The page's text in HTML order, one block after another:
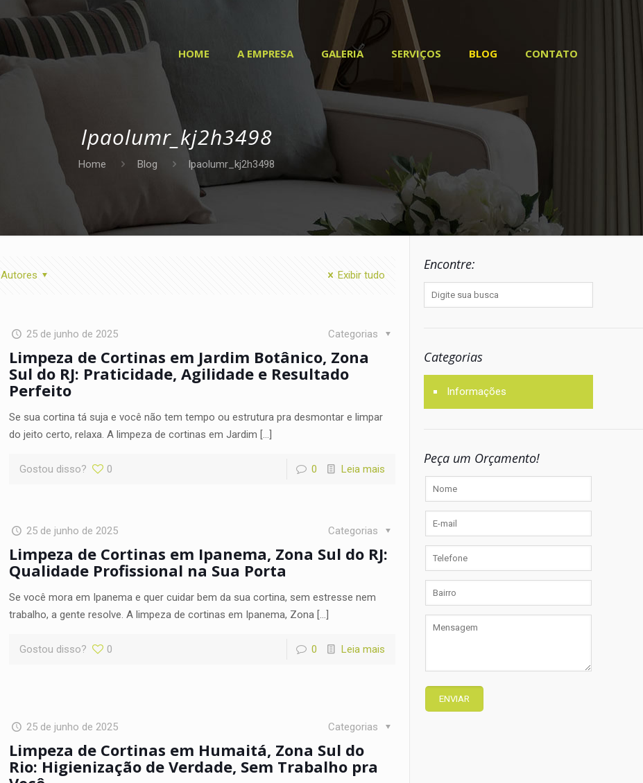
HOME A EMPRESA GALERIA SERVIÇOS BLOG CONTATO
lpaolumr_kj2h3498
Home Blog lpaolumr_kj2h3498
Autores Exibir tudo
25 de junho de 2025 Categorias
Limpeza de Cortinas em Jardim Botânico, Zona
Sul do RJ: Praticidade, Agilidade e Resultado
Perfeito
Se sua cortina tá suja e você não tem tempo ou estrutura pra desmontar e limpar
do jeito certo, relaxa. A limpeza de cortinas em Jardim […]
Gostou disso? 0 0 Leia mais
25 de junho de 2025 Categorias
Limpeza de Cortinas em Ipanema, Zona Sul do RJ:
Qualidade Profissional na Sua Porta
Se você mora em Ipanema e quer cuidar bem da sua cortina, sem estresse nem
trabalho, a gente resolve. A limpeza de cortinas em Ipanema, Zona […]
Gostou disso? 0 0 Leia mais
25 de junho de 2025 Categorias
Limpeza de Cortinas em Humaitá, Zona Sul do
Rio: Higienização de Verdade, Sem Trabalho pra
Encontre:
Categorias
Informações
Peça um Orçamento!